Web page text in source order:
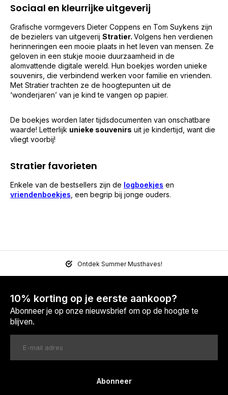
Sociaal en kleurrijke uitgeverij
Grafische vormgevers Dieter Coppens en Tom Suykens zijn
de bezielers van uitgeverij Stratier. Volgens hen verdienen
herinneringen een mooie plaats in het leven van mensen. Ze
geloven in een stukje mooie duurzaamheid in de
alomvattende digitale wereld. Hun boekjes worden unieke
souvenirs, die verbindend werken voor familie en vrienden.
Met Stratier trachten ze de hoogtepunten uit de
‘wonderjaren’ van je kind te vangen op papier.
De boekjes worden later tijdsdocumenten van onschatbare
waarde! Letterlijk unieke souvenirs uit je kindertijd, want die
vliegt voorbij!
Stratier favorieten
Enkele van de bestsellers zijn de logboekjes en
vriendenboekjes een begrip bij jonge ouders.
Ontdek Summer Musthaves!
10% korting op je eerste aankoop?
Abonneer je op onze nieuwsbrief om op de hoogte te
blijven.
Abonneer